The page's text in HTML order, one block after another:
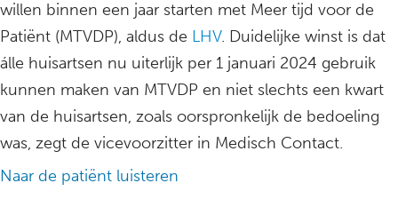
willen binnen een jaar starten met Meer tijd voor de
Patiënt (MTVDP), aldus de LHV. Duidelijke winst is dat
álle huisartsen nu uiterlijk per 1 januari 2024 gebruik
kunnen maken van MTVDP en niet slechts een kwart
van de huisartsen, zoals oorspronkelijk de bedoeling
was, zegt de vicevoorzitter in Medisch Contact.
Naar de patiënt luisteren